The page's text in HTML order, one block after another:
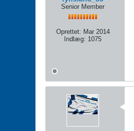
Senior Member
Oprettet: Mar 2014
Indlæg: 1075